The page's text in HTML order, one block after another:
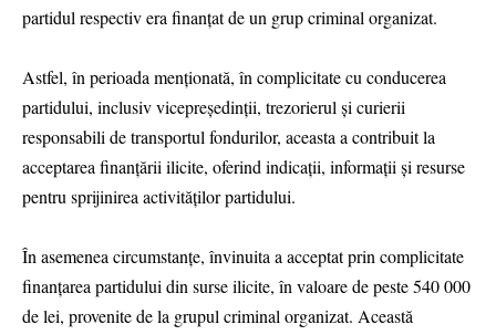
partidul respectiv era finanțat de un grup criminal organizat.
Astfel, în perioada menționată, în complicitate cu conducerea
partidului, inclusiv vicepreședinții, trezorierul și curierii
responsabili de transportul fondurilor, aceasta a contribuit la
acceptarea finanțării ilicite, oferind indicații, informații și resurse
pentru sprijinirea activităților partidului.
În asemenea circumstanțe, învinuita a acceptat prin complicitate
finanțarea partidului din surse ilicite, în valoare de peste 540 000
de lei, provenite de la grupul criminal organizat. Această